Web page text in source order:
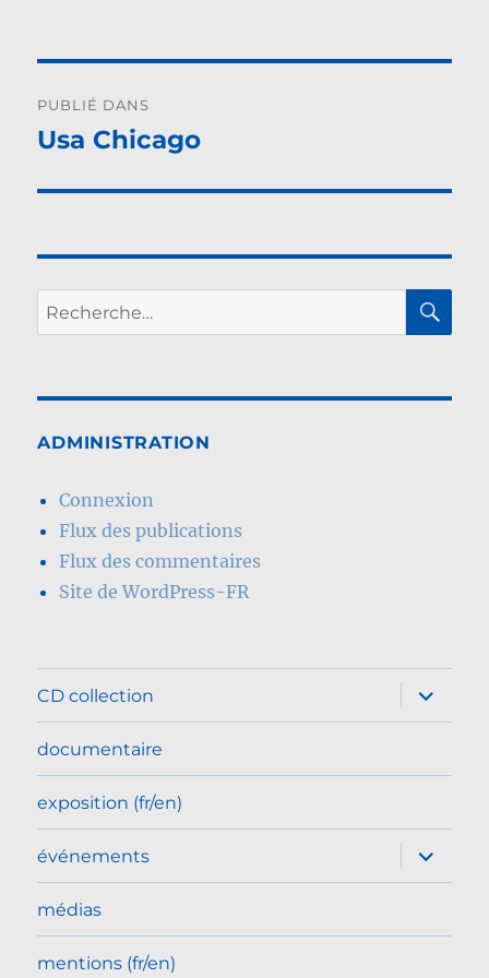
de
PUBLIÉ DANS
Usa Chicago
Recherche
pour :
ADMINISTRATION
Connexion
Flux des publications
Flux des commentaires
Site de WordPress-FR
CD collection
ouvrir
le
sous-
documentaire
exposition (fr/en)
événements
ouvrir
le
sous-
médias
mentions (fr/en)